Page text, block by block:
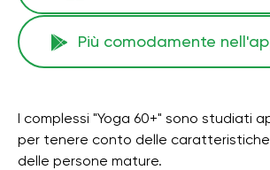
Più comodamente
I complessi "Yoga 60+" sono studiati
per tenere conto delle
delle persone mature.